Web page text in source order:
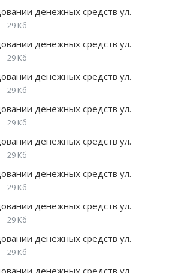
денежных средств ул.
29 Кб
денежных средств ул.
29 Кб
денежных средств ул.
29 Кб
денежных средств ул.
29 Кб
денежных средств ул.
29 Кб
денежных средств ул.
29 Кб
денежных средств ул.
29 Кб
денежных средств ул.
29 Кб
денежных средств ул.